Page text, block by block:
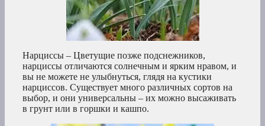
Нарциссы – Цветущие позже подснежников,
нарциссы отличаются солнечным и ярким нравом, и
вы не можете не улыбнуться, глядя на кустики
нарциссов. Существует много различных сортов на
выбор, и они универсальны – их можно высаживать
в грунт или в горшки и кашпо.